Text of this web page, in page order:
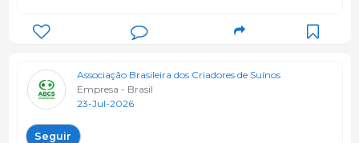
Associação Brasileira dos Criadores de Suínos
Empresa - Brasil
23-Jul-2026
Seguir